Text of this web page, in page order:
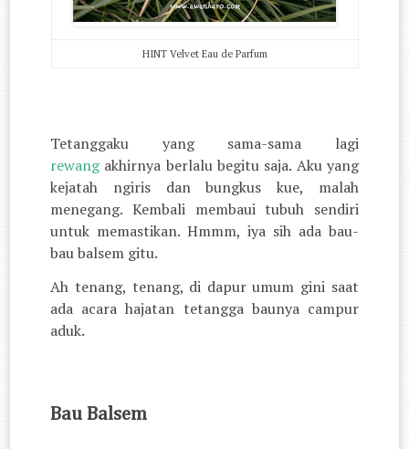
HINT Velvet Eau de Parfum
Tetanggaku yang sama-sama lagi
rewangakhirnya berlalu begitu saja. Aku yang
kejatah ngiris dan bungkus kue, malah
menegang. Kembali membaui tubuh sendiri
untuk memastikan. Hmmm, iya sih ada bau-
bau balsem gitu.
Ah tenang, tenang, di dapur umum gini saat
ada acara hajatan tetangga baunya campur
aduk.
Bau Balsem